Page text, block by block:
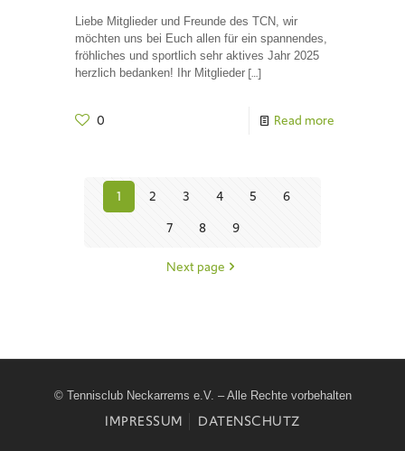
Liebe Mitglieder und Freunde des TCN, wir
möchten uns bei Euch allen für ein spannendes,
fröhliches und sportlich sehr aktives Jahr 2025
herzlich bedanken! Ihr Mitglieder […]
0 Read more
1 2 3 4 5
6
7
8 9
Next page
© Tennisclub Neckarrems e.V. – Alle Rechte vorbehalten
IMPRESSUM DATENSCHUTZ